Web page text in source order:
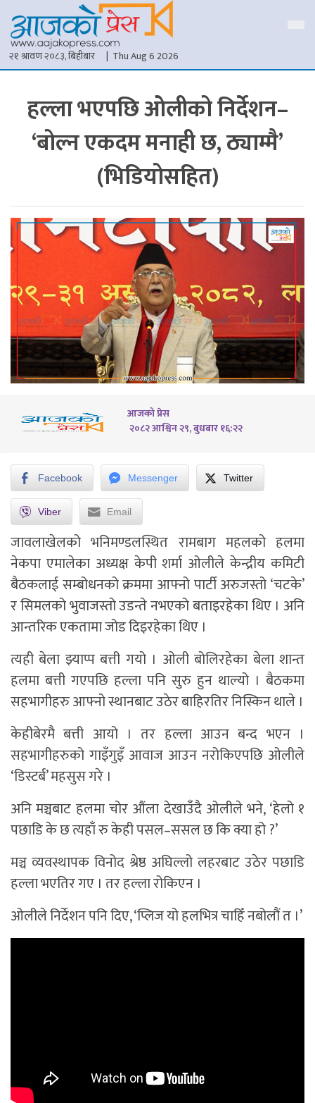
२१ श्रावण २०८३, बिहीबार | Thu Aug 6 2026
हल्ला भएपछि ओलीको निर्देशन–
‘बोल्न एकदम मनाही छ, ठ्याम्मै’
(भिडियोसहित)
आजको प्रेस
२०८२ आश्विन २९, बुधबार १६:२२
Facebook Messenger Twitter
Viber Email
जावलाखेलको भनिमण्डलस्थित रामबाग महलको हलमा
नेकपा एमालेका अध्यक्ष केपी शर्मा ओलीले केन्द्रीय कमिटी
बैठकलाई सम्बोधनको क्रममा आफ्नो पार्टी अरुजस्तो ‘चटके’
र सिमलको भुवाजस्तो उडन्ते नभएको बताइरहेका थिए । अनि
आन्तरिक एकतामा जोड दिइरहेका थिए ।
त्यही बेला झ्याप्प बत्ती गयो । ओली बोलिरहेका बेला शान्त
हलमा बत्ती गएपछि हल्ला पनि सुरु हुन थाल्यो । बैठकमा
सहभागीहरु आफ्नो स्थानबाट उठेर बाहिरतिर निस्किन थाले ।
केहीबेरमै बत्ती आयो । तर हल्ला आउन बन्द भएन ।
सहभागीहरुको गाइँगुइँ आवाज आउन नरोकिएपछि ओलीले
‘डिस्टर्ब’ महसुस गरे ।
अनि मञ्चबाट हलमा चोर औंला देखाउँदै ओलीले भने, ‘हेलो १
पछाडि के छ त्यहाँ रु केही पसल–ससल छ कि क्या हो ?’
मञ्च व्यवस्थापक विनोद श्रेष्ठ अघिल्लो लहरबाट उठेर पछाडि
हल्ला भएतिर गए । तर हल्ला रोकिएन ।
ओलीले निर्देशन पनि दिए, ‘प्लिज यो हलभित्र चाहिँ नबोलौं त ।’